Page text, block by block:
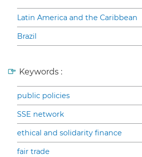
Latin America and the Caribbean
Brazil
Keywords :
public policies
SSE network
ethical and solidarity finance
fair trade